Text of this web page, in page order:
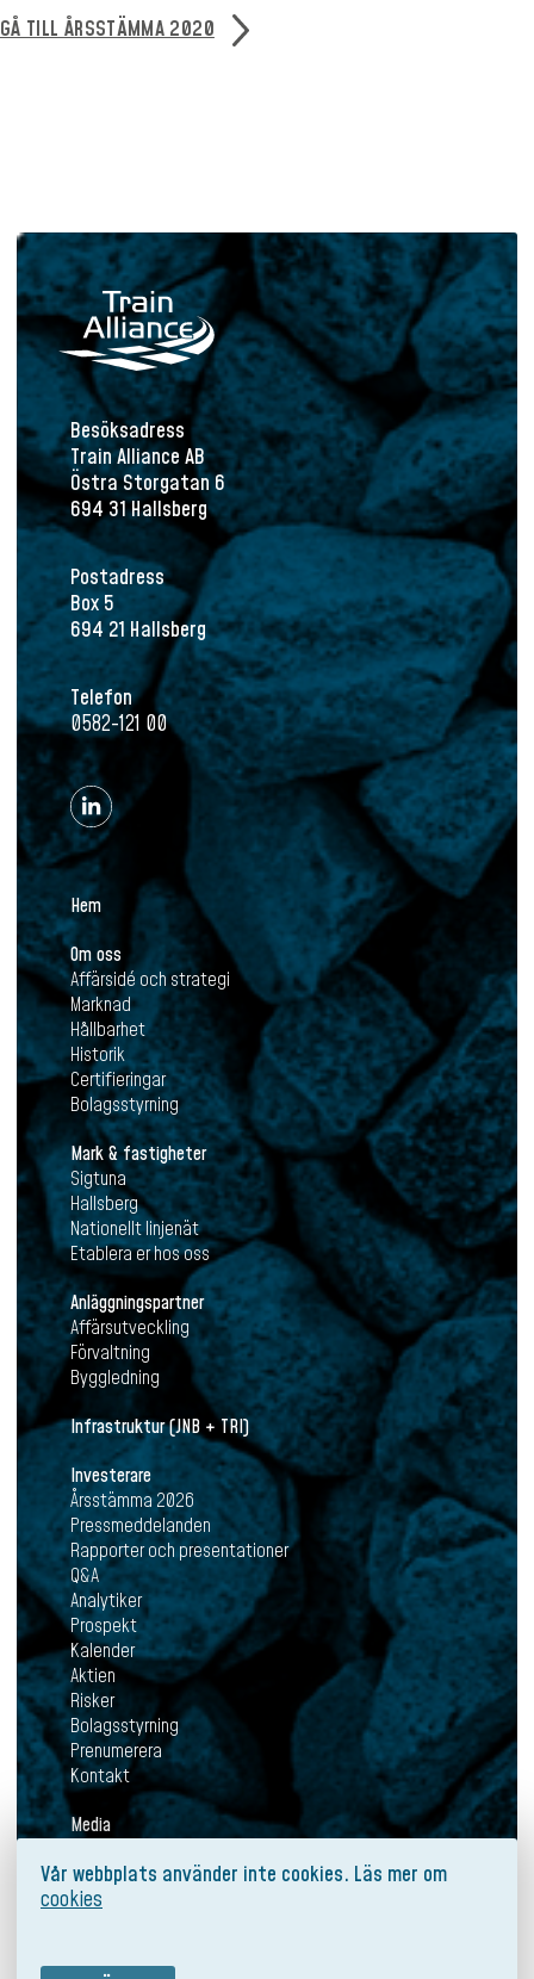
GÅ TILL ÅRSSTÄMMA 2020
Besöksadress
Train Alliance AB
Östra Storgatan 6
694 31 Hallsberg
Postadress
Box 5
694 21 Hallsberg
Telefon
0582-121 00
Hem
Om oss
Affärsidé och strategi
Marknad
Hållbarhet
Historik
Certifieringar
Bolagsstyrning
Mark & fastigheter
Sigtuna
Hallsberg
Nationellt linjenät
Etablera er hos oss
Anläggningspartner
Affärsutveckling
Förvaltning
Byggledning
Infrastruktur (JNB + TRI)
Investerare
Årsstämma 2026
Pressmeddelanden
Rapporter och presentationer
Q&A
Analytiker
Prospekt
Kalender
Aktien
Risker
Bolagsstyrning
Prenumerera
Kontakt
Media
Pressmeddelanden
Mediabank
Kontakt
Vår webbplats använder inte cookies. Läs mer om
cookies